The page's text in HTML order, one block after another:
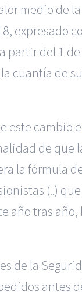
medio de
expresado
partir del 1
cuantía de
este cambio
de
la fórmula
(..)
tras
de la
antes